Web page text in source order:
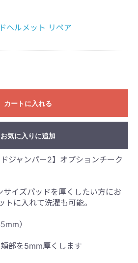
ヘルメット リペア
カートに入れる
お気に入りに追加
ジャンパー2】オプションチーク
サイズパッドを厚くしたい方にお
トに入れて洗濯も可能。
）
部を5mm厚くします